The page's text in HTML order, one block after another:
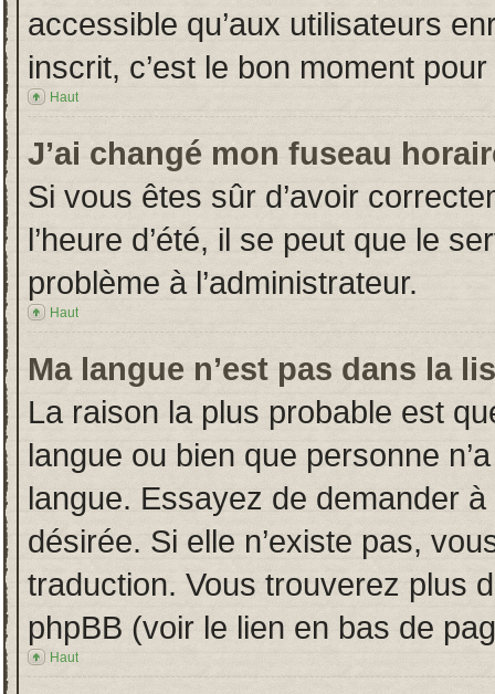
accessible qu’aux utilisateurs
inscrit, c’est le bon moment
Haut
J’ai changé mon fuseau
Si vous êtes sûr d’avoir
l’heure d’été, il se peut que le
problème à l’administrateur.
Haut
Ma langue n’est pas dans la
La raison la plus probable est
langue ou bien que personne
langue. Essayez de demander à
désirée. Si elle n’existe pas,
traduction. Vous trouverez plus
phpBB (voir le lien en bas de
Haut